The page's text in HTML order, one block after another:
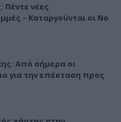
Πέντε νέες
– Καταργούνται οι Νο
Από σήμερα οι
για την επέκταση προς